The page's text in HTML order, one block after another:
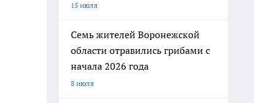
15 июля
Семь жителей Воронежской
области отравились грибами с
начала 2026 года
8 июля